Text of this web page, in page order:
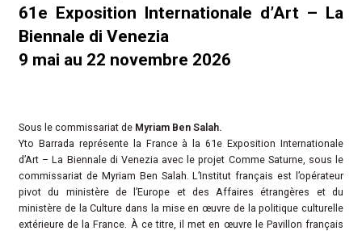
61e Exposition Internationale d’Art – La
Biennale di Venezia
9 mai au 22 novembre 2026
Sous le commissariat de Myriam Ben Salah.
Yto Barrada représente la France à la 61e Exposition Internationale
d’Art – La Biennale di Venezia avec le projet Comme Saturne, sous le
commissariat de Myriam Ben Salah.L’Institut français est l’opérateur
pivot du ministère de l’Europe et des Affaires étrangères et du
ministère de la Culture dans la mise en œuvre de la politique culturelle
extérieure de la France. À ce titre, il met en œuvre le Pavillon français